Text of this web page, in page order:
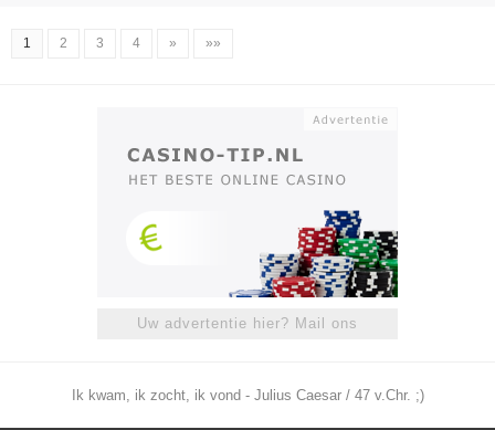
1 2 3 4 » »»
Uw advertentie hier? Mail ons
Ik kwam, ik zocht, ik vond - Julius Caesar / 47 v.Chr. ;)